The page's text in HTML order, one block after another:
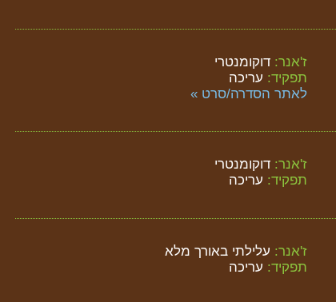
ז'אנר: דוקומנטרי
תפקיד: עריכה
לאתר הסדרה/סרט »
ז'אנר: דוקומנטרי
תפקיד: עריכה
ז'אנר: עלילתי באורך מלא
תפקיד: עריכה